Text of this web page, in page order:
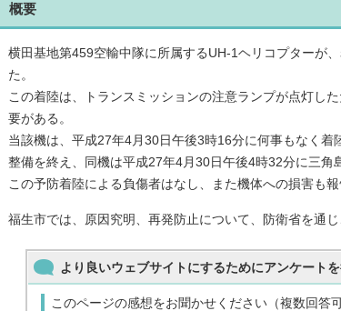
概要
横田基地第459空輸中隊に所属するUH-1ヘリコプターが
た。
この着陸は、トランスミッションの注意ランプが点灯し
要がある。
当該機は、平成27年4月30日午後3時16分に何事もなく着
整備を終え、同機は平成27年4月30日午後4時32分に三角
この予防着陸による負傷者はなし、また機体への損害も報
福生市では、原因究明、再発防止について、防衛省を通じ
より良いウェブサイトにするためにアンケート
このページの感想をお聞かせください（複数回答可